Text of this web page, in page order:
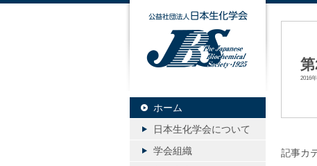
2016
記事カ
公益社団
ホーム
日本生化学会について
学会組織